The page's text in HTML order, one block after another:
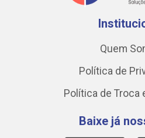
Quem
Política de
Política de Troca
Baixe já